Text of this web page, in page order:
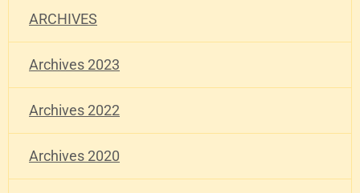
ARCHIVES
Archives 2023
Archives 2022
Archives 2020